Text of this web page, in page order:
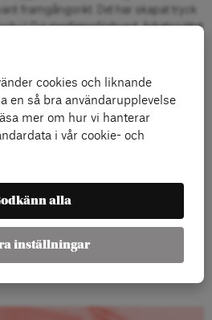
framgångsrikt. Det har skapat tryck
i LO:s medlemsförbund. Arbetssättet
en socialdemokratiskt ledd
dokument: styrelsebeslut,
pressklipp och andras analyser.
på direkta och skriftliga intervjuer med
med LO:s ledning och centrala
rör kampanjen, kampanjbudskapet
mediekampanjen och LO:s
digitala medier har gjorts av Arena
cookies och liknande
en så bra användarupplevelse
mer om hur vi hanterar
i vår cookie- och
alla
inställningar